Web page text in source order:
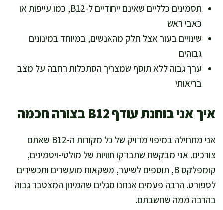
תסמינים כלליים שאינם ייחודיים ל-B12, כמו עייפות או
כאבי ראש
שינויים בעור אצל חלק מהאנשים, במיוחד במינונים
גבוהים
ערך גבוה ללא תוסף שמצריך הסתכלות רחבה על מצב
בריאותי
איך אני בוחנת עודף B12 בצורה חכמה
אני מתחילה במיפוי מדויק של כל מקורות ה-B12 שאתם
צורכים. אני מבקשת שתבדקו תוויות של מולטי-ויטמינים,
קומפלקס B, תוספים לשיער, משקאות מועשרים ותכשירים
לספורט. הרבה פעמים אנחנו מגלים שהמינון המצטבר גבוה
בהרבה ממה שחשבתם.